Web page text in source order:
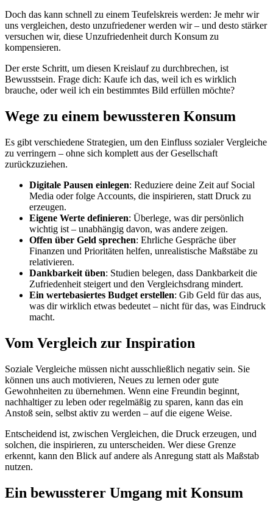
Doch das kann schnell zu einem Teufelskreis werden: Je mehr wir
uns vergleichen, desto unzufriedener werden wir – und desto stärker
versuchen wir, diese Unzufriedenheit durch Konsum zu
kompensieren.
Der erste Schritt, um diesen Kreislauf zu durchbrechen, ist
Bewusstsein. Frage dich: Kaufe ich das, weil ich es wirklich
brauche, oder weil ich ein bestimmtes Bild erfüllen möchte?
Wege zu einem bewussteren Konsum
Es gibt verschiedene Strategien, um den Einfluss sozialer Vergleiche
zu verringern – ohne sich komplett aus der Gesellschaft
zurückzuziehen.
Digitale Pausen einlegen: Reduziere deine Zeit auf Social
Media oder folge Accounts, die inspirieren, statt Druck zu
erzeugen.
Eigene Werte definieren: Überlege, was dir persönlich
wichtig ist – unabhängig davon, was andere zeigen.
Offen über Geld sprechen: Ehrliche Gespräche über
Finanzen und Prioritäten helfen, unrealistische Maßstäbe zu
relativieren.
Dankbarkeit üben: Studien belegen, dass Dankbarkeit die
Zufriedenheit steigert und den Vergleichsdrang mindert.
Ein wertebasiertes Budget erstellen: Gib Geld für das aus,
was dir wirklich etwas bedeutet – nicht für das, was Eindruck
macht.
Vom Vergleich zur Inspiration
Soziale Vergleiche müssen nicht ausschließlich negativ sein. Sie
können uns auch motivieren, Neues zu lernen oder gute
Gewohnheiten zu übernehmen. Wenn eine Freundin beginnt,
nachhaltiger zu leben oder regelmäßig zu sparen, kann das ein
Anstoß sein, selbst aktiv zu werden – auf die eigene Weise.
Entscheidend ist, zwischen Vergleichen, die Druck erzeugen, und
solchen, die inspirieren, zu unterscheiden. Wer diese Grenze
erkennt, kann den Blick auf andere als Anregung statt als Maßstab
nutzen.
Ein bewussterer Umgang mit Konsum